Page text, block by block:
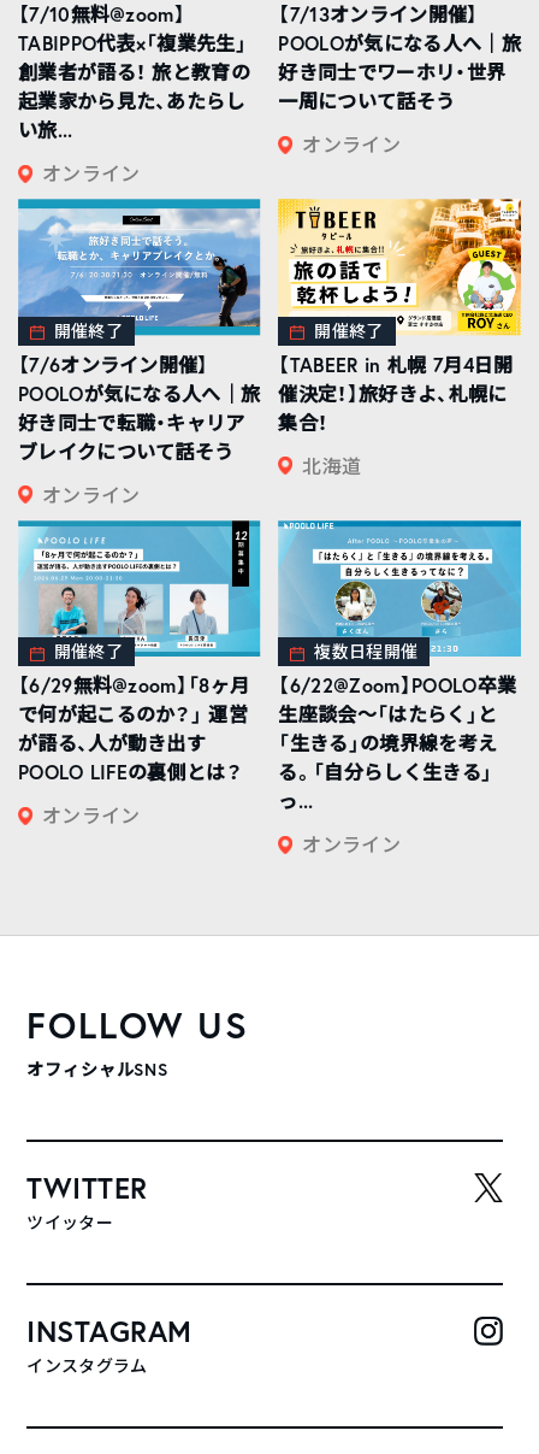
【7/10無料@zoom】
TABIPPO代表×「複業先生」
創業者が語る！ 旅と教育の
起業家から見た、あたらし
い旅...
オンライン
【7/13オンライン開催】
POOLOが気になる人へ｜旅
好き同士でワーホリ・世界
一周について話そう
オンライン
開催終了
【7/6オンライン開催】
POOLOが気になる人へ｜旅
好き同士で転職・キャリア
ブレイクについて話そう
オンライン
開催終了
【TABEER in 札幌 7月4日開
催決定！】旅好きよ、札幌に
集合！
北海道
開催終了
【6/29無料@zoom】「8ヶ月
で何が起こるのか？」 運営
が語る、人が動き出す
POOLO LIFEの裏側とは？
オンライン
複数日程開催
【6/22@Zoom】POOLO卒業
生座談会〜「はたらく」と
「生きる」の境界線を考え
る。「自分らしく生きる」
っ...
オンライン
FOLLOW US
オフィシャルSNS
TWITTER
ツイッター
INSTAGRAM
インスタグラム